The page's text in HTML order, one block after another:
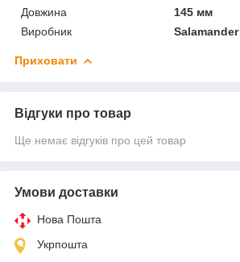
Довжина
145 мм
Виробник
Salamander
Приховати
Відгуки про товар
Ще немає відгуків про цей товар
Умови доставки
Нова Пошта
Укрпошта